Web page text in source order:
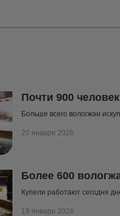
Почти 900
Больше всего вологжан
20 января 2026
Более 600
Купели работают сегодня
19 января 2026